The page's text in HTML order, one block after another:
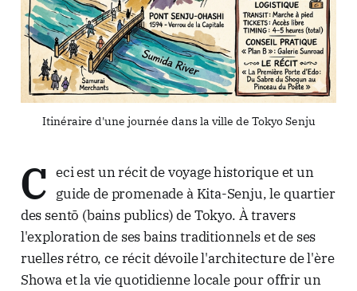
Itinéraire d'une journée dans la ville de Tokyo Senju
C eci est un récit de voyage historique et un
guide de promenade à Kita-Senju, le quartier
des sentō (bains publics) de Tokyo. À travers
l'exploration de ses bains traditionnels et de ses
ruelles rétro, ce récit dévoile l'architecture de l'ère
Showa et la vie quotidienne locale pour offrir un